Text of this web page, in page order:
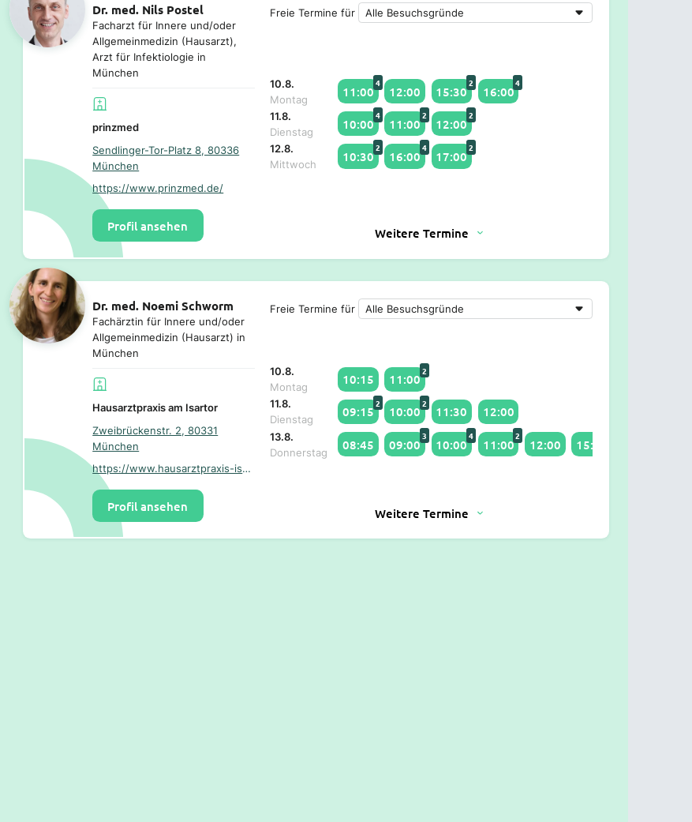
Dr. med. Nils Postel
Facharzt für Innere und/oder
Allgemeinmedizin (Hausarzt),
Arzt für Infektiologie in
München
prinzmed
Sendlinger-Tor-Platz 8, 80336
München
https://www.prinzmed.de/
Profil ansehen
Freie Termine für
10.8.
Montag
11:00
4
12:00 15:30
2
16:00
4
11.8.
Dienstag
10:00
4
11:00
2
12:00
2
12.8.
Mittwoch
10:30
2
16:00
4
17:00
2
Weitere Termine
Dr. med. Noemi Schworm
Fachärztin für Innere und/oder
Allgemeinmedizin (Hausarzt) in
München
Hausarztpraxis am Isartor
Zweibrückenstr. 2, 80331
München
https://www.hausarztpraxis-isartor.de/
Profil ansehen
Freie Termine für
10.8.
Montag
10:15 11:00
2
11.8.
Dienstag
09:15
2
10:00
2
11:30 12:00
13.8.
Donnerstag
08:45 09:00
3
10:00
4
11:00
2
12:00 15:00
Weitere Termine